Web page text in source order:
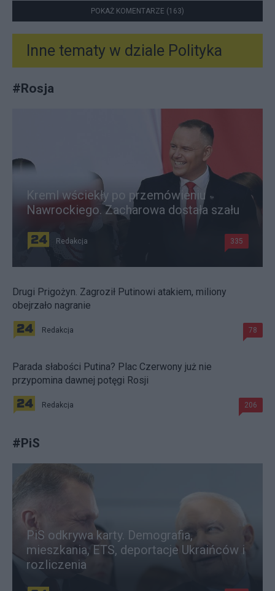
POKAŻ KOMENTARZE (163)
Inne tematy w dziale Polityka
#Rosja
Kreml wściekły po przemówieniu
Nawrockiego. Zacharowa dostała szału
Redakcja 335
Drugi Prigożyn. Zagroził Putinowi atakiem, miliony
obejrzało nagranie
Redakcja 78
Parada słabości Putina? Plac Czerwony już nie
przypomina dawnej potęgi Rosji
Redakcja 206
#PiS
PiS odkrywa karty. Demografia,
mieszkania, ETS, deportacje Ukraińców i
rozliczenia